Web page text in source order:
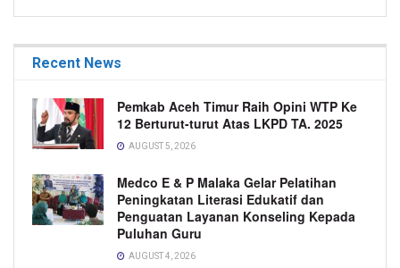
Recent News
Pemkab Aceh Timur Raih Opini WTP Ke
12 Berturut-turut Atas LKPD TA. 2025
AUGUST 5, 2026
Medco E & P Malaka Gelar Pelatihan
Peningkatan Literasi Edukatif dan
Penguatan Layanan Konseling Kepada
Puluhan Guru
AUGUST 4, 2026